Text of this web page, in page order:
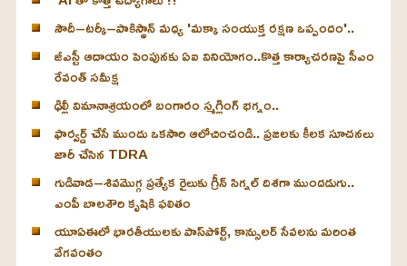
సౌదీ–టర్కీ–పాకిస్థాన్ మధ్య 'మక్కా సంయుక్త రక్షణ ఒప్పందం'..
జీఎస్టీ ఆదాయం పెంపునకు ఏఐ వినియోగం..కొత్త కార్యాచరణపై సీఎం
రేవంత్ సమీక్ష
ఢిల్లీ విమానాశ్రయంలో బంగారం స్మగ్లింగ్ భగ్నం..
ఫార్వర్డ్ చేసే ముందు ఒకసారి ఆలోచించండి.. ప్రజలకు కీలక సూచనలు
జారీ చేసిన TDRA
గుడివాడ–శివమొగ్గ ప్రత్యేక రైలుకు గ్రీన్ సిగ్నల్ దిశగా ముందడుగు..
ఎంపీ బాలశౌరి కృషికి ఫలితం
యూఏఈలో భారతీయులకు పాస్‌పోర్ట్, కాన్సులర్ సేవలను మరింత
వేగవంతం